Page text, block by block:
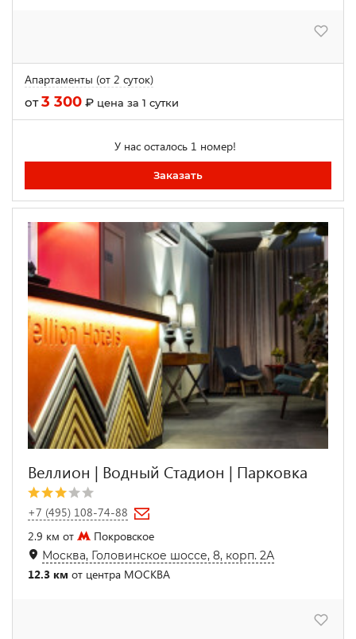
Апартаменты (от 2 суток)
от3 300 ₽ цена за 1 сутки
У нас осталось 1 номер!
Заказать
Веллион | Водный Стадион | Парковка
+7 (495) 108-74-88
2.9 км от
Покровское
Москва, Головинское шоссе, 8, корп. 2А
12.3 км от центра МОСКВА